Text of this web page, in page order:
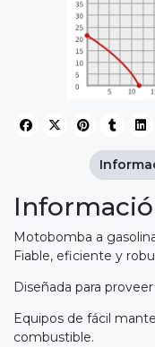
Motobomba a
Fiable, eficiente y
Diseñada para
Equipos de fácil
combustible.